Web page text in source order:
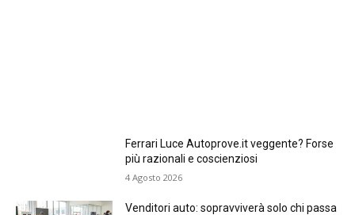
Ferrari Luce Autoprove.it veggente? Forse
più razionali e coscienziosi
4 Agosto 2026
Venditori auto: sopravviverà solo chi passa